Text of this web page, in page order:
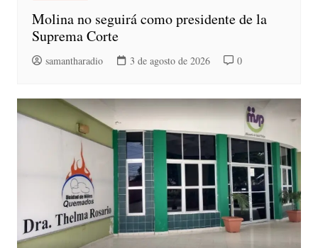
Molina no seguirá como presidente de la
Suprema Corte
samantharadio 3 de agosto de 2026 0